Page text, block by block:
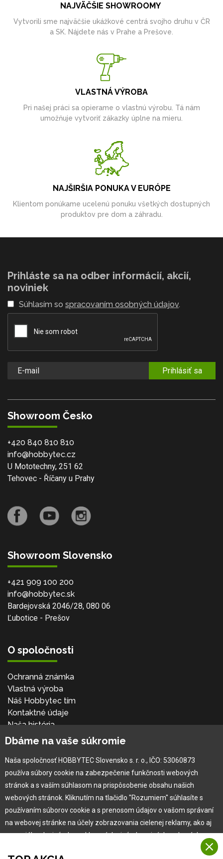
NAJVÄČŠIE SHOWROOMY
Vytvorili sme najväčšie ukážkové centrá svojho druhu v ČR
a SK. Nájdete nás v Prahe a Prešove.
VLASTNÁ VÝROBA
Pri našej práci sa opierame o vlastnú výrobu. Tá nám
umožňuje vytvoriť zákazky úplne na mieru.
NAJŠIRŠIA PONUKA V EURÓPE
Klientom ponúkame ucelenú ponuku všetkých dostupných
produktov pre dom a záhradu.
Prihláste sa na odber informácií, akcií,
noviniek
Súhlasím so spracovaním osobných údajov.
Prihlásiť sa
Showroom Česko
+420 840 810 810
info@hobbytec.cz
U Mototechny, 251 62
Tehovec - Říčany u Prahy
Showroom Slovensko
+421 909 100 200
info@hobbytec.sk
Bardejovská 2046/28, 080 06
Ľubotice - Prešov
O spoločnosti
Ochranná známka
Vlastná výroba
Náš Hobbytec tím
Kontaktné údaje
Naša história
Kariéra
Pre zákazníka
Garancia najlepšej ceny
Užívateľský manuál
Obchodné podmienky
Zákazník & partner
Novinky
Dbáme na vaše súkromie
Naša spoločnosť HOBBYTEC Slovensko s. r. o., IČO: 53060873
používa súbory cookie na zabezpečenie funkčnosti webových
stránok a s vaším súhlasom na prispôsobenie obsahu našich
webových stránok. Kliknutím na tlačidlo "Rozumiem" súhlasíte s
používaním súborov cookie a s prenosom údajov o vašom správaní
na webovej stránke na účely zobrazovania cielenej reklamy, ako aj
na sociálnych sieťach a reklamných sieťach na iných webových